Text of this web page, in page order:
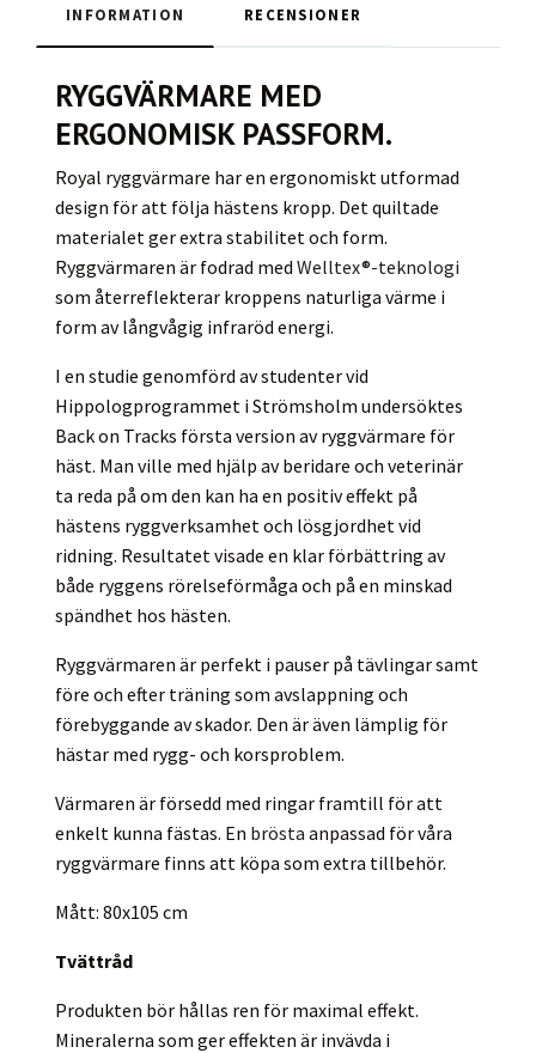
INFORMATION RECENSIONER
RYGGVÄRMARE MED
ERGONOMISK PASSFORM.
Royal ryggvärmare har en ergonomiskt utformad
design för att följa hästens kropp. Det quiltade
materialet ger extra stabilitet och form.
Ryggvärmaren är fodrad med Welltex®-teknologi
som återreflekterar kroppens naturliga värme i
form av långvågig infraröd energi.
I en studie genomförd av studenter vid
Hippologprogrammet i Strömsholm undersöktes
Back on Tracks första version av ryggvärmare för
häst. Man ville med hjälp av beridare och veterinär
ta reda på om den kan ha en positiv effekt på
hästens ryggverksamhet och lösgjordhet vid
ridning. Resultatet visade en klar förbättring av
både ryggens rörelseförmåga och på en minskad
spändhet hos hästen.
Ryggvärmaren är perfekt i pauser på tävlingar samt
före och efter träning som avslappning och
förebyggande av skador. Den är även lämplig för
hästar med rygg- och korsproblem.
Värmaren är försedd med ringar framtill för att
enkelt kunna fästas. En brösta anpassad för våra
ryggvärmare finns att köpa som extra tillbehör.
Mått: 80x105 cm
Tvättråd
Produkten bör hållas ren för maximal effekt.
Mineralerna som ger effekten är invävda i